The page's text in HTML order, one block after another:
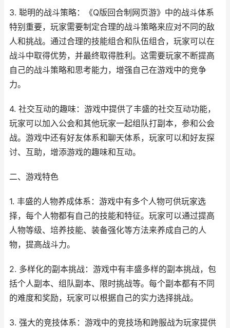
3. 聪明的战斗策略：《Q版回合制网页游》中的战斗体系
特别重要，玩家需要制定合理的战斗策略来应对不同的敌
人和挑战。通过合理的技能组合和队伍组合，玩家可以在
战斗中取得优势，并最终取得胜利。这需要玩家不断提高
自己的战斗策略和思考能力，增强自己在游戏中的竞争
力。
4. 社交互动的趣味：游戏中提供了丰盛的社交互动功能，
玩家可以加入公会和其他玩家一起组队打副本，参和公会
战。游戏中还有好友体系和聊天体系，玩家可以和好友探
讨、互助，增添游戏的趣味和互动。
二、游戏特色
1. 丰盛的人物养成体系：游戏中有多个人物可供玩家选
择，每个人物都有自己的技能和特征。玩家可以通过提高
人物等级、培养技能、装备强化等方法来养成自己的人
物，提高战斗力。
2. 多样化的副本挑战：游戏中有丰盛多样的副本挑战，包
括个人副本、组队副本、限时挑战等。每个副本都有不同
的难度和奖励，玩家可以根据自己的实力选择挑战。
3. 强大的竞技体系：游戏中的竞技场和跨服战为玩家提供